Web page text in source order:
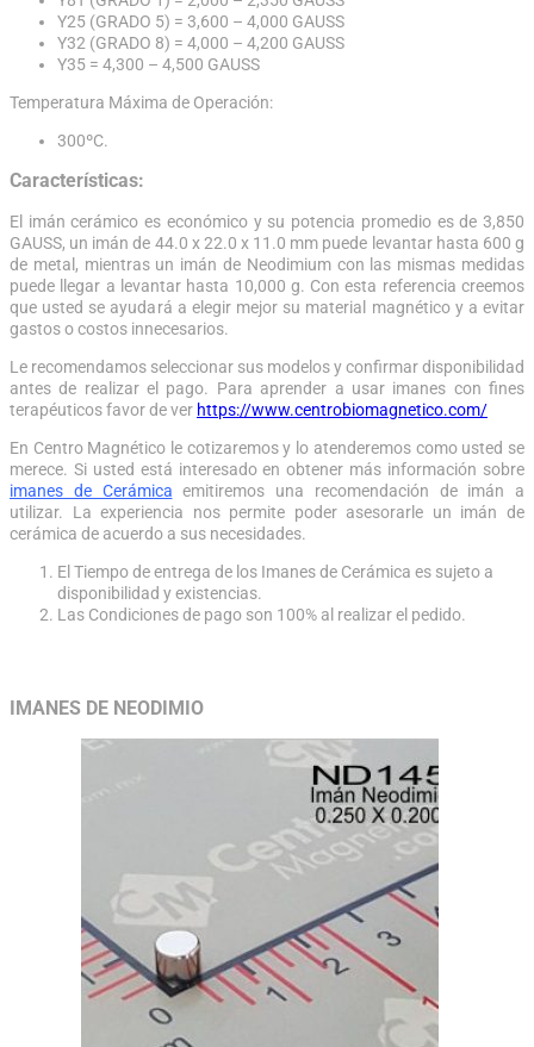
Y25 (GRADO 5) = 3,600 – 4,000 GAUSS
Y32 (GRADO 8) = 4,000 – 4,200 GAUSS
Y35 = 4,300 – 4,500 GAUSS
Temperatura Máxima de Operación:
300ºC.
Características:
El imán cerámico es económico y su potencia promedio es de 3,850
GAUSS, un imán de 44.0 x 22.0 x 11.0 mm puede levantar hasta 600 g
de metal, mientras un imán de Neodimium con las mismas medidas
puede llegar a levantar hasta 10,000 g. Con esta referencia creemos
que usted se ayudará a elegir mejor su material magnético y a evitar
gastos o costos innecesarios.
Le recomendamos seleccionar sus modelos y confirmar disponibilidad
antes de realizar el pago. Para aprender a usar imanes con fines
terapéuticos favor de ver https://www.centrobiomagnetico.com/
En Centro Magnético le cotizaremos y lo atenderemos como usted se
merece. Si usted está interesado en obtener más información sobre
imanes de Cerámica emitiremos una recomendación de imán a
utilizar. La experiencia nos permite poder asesorarle un imán de
cerámica de acuerdo a sus necesidades.
El Tiempo de entrega de los Imanes de Cerámica es sujeto a
disponibilidad y existencias.
Las Condiciones de pago son 100% al realizar el pedido.
IMANES DE NEODIMIO